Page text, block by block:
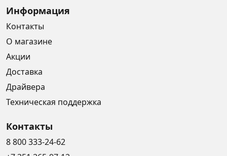
Информация
Контакты
О магазине
Акции
Доставка
Драйвера
Техническая поддержка
Контакты
8 800 333-24-62